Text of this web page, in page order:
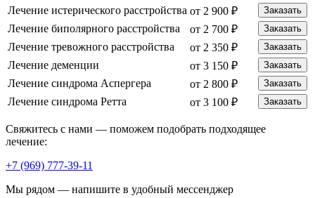
Лечение истерического расстройства от 2 900 ₽ Заказать
Лечение биполярного расстройства от 2 700 ₽ Заказать
Лечение тревожного расстройства от 2 350 ₽ Заказать
Лечение деменции от 3 150 ₽ Заказать
Лечение синдрома Аспергера от 2 800 ₽ Заказать
Лечение синдрома Ретта от 3 100 ₽ Заказать
Свяжитесь с нами — поможем подобрать подходящее
лечение:
+7 (969) 777-39-11
Мы рядом — напишите в удобный мессенджер